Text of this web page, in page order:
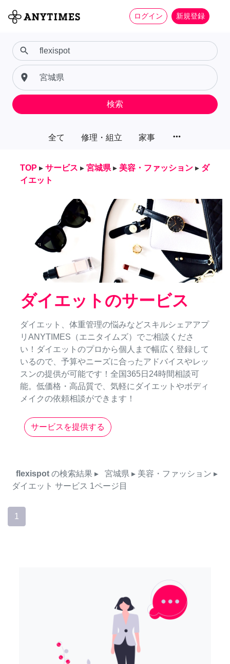
ログイン 新規登録
全て 修理・組立 家事 more_horiz
search
place
検索
TOP ▸ サービス ▸ 宮城県 ▸ 美容・ファッション ▸ ダ
イエット
ダイエットのサービス
ダイエット、体重管理の悩みなどスキルシェアアプ
リANYTIMES（エニタイムズ）でご相談くださ
い！ダイエットのプロから個人まで幅広く登録して
いるので、予算やニーズに合ったアドバイスやレッ
スンの提供が可能です！全国365日24時間相談可
能。低価格・高品質で、気軽にダイエットやボディ
メイクの依頼相談ができます！
サービスを提供する
flexispot の検索結果 ▸ 宮城県 ▸ 美容・ファッション ▸
ダイエット サービス 1ページ目
1